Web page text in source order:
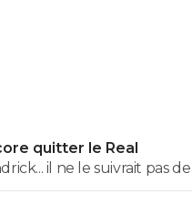
quitter le Real
il ne le suivrait pas